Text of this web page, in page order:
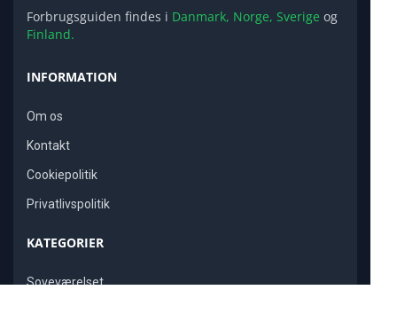
Forbrugsguiden findes i Danmark, Norge, Sverige og
Finland.
INFORMATION
Om os
Kontakt
Cookiepolitik
Privatlivspolitik
KATEGORIER
Soveværelset